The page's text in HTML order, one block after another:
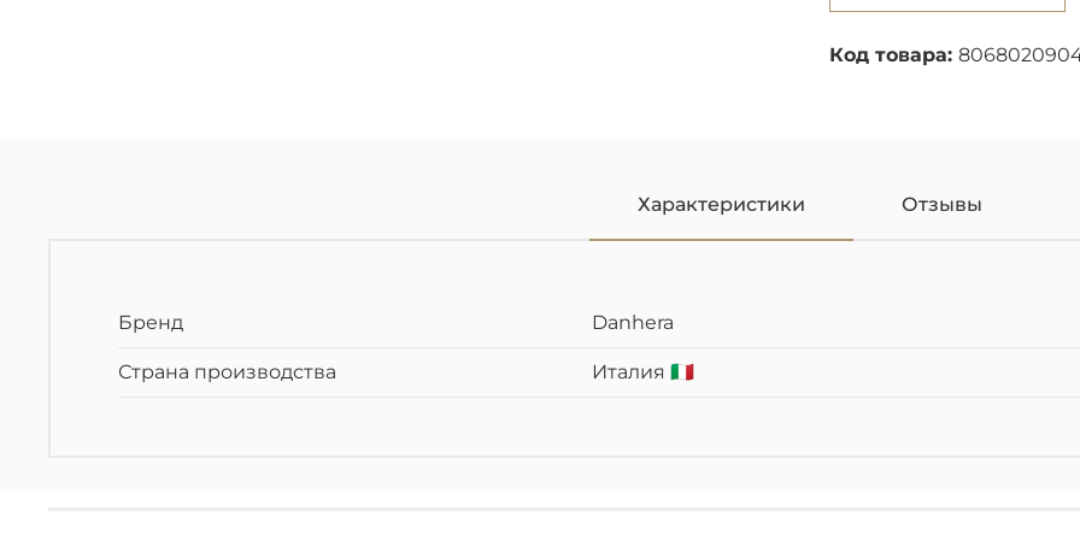
Код товара:
Характеристики Отзывы
Бренд Danhera
Страна производства Италия 🇮🇹